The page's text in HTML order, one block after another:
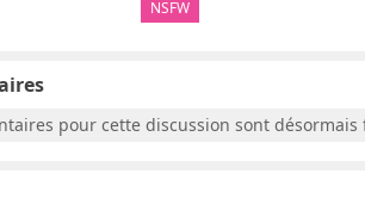
NSFW
pour cette discussion sont désormais